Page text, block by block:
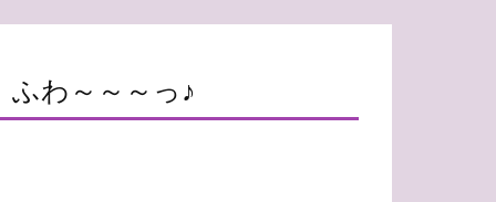
わ～～～っ♪